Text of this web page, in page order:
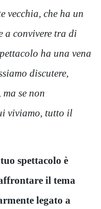
vecchia, che ha un
a convivere tra di
ha una vena
discutere,
se non
viviamo, tutto il
spettacolo è
il tema
legato a